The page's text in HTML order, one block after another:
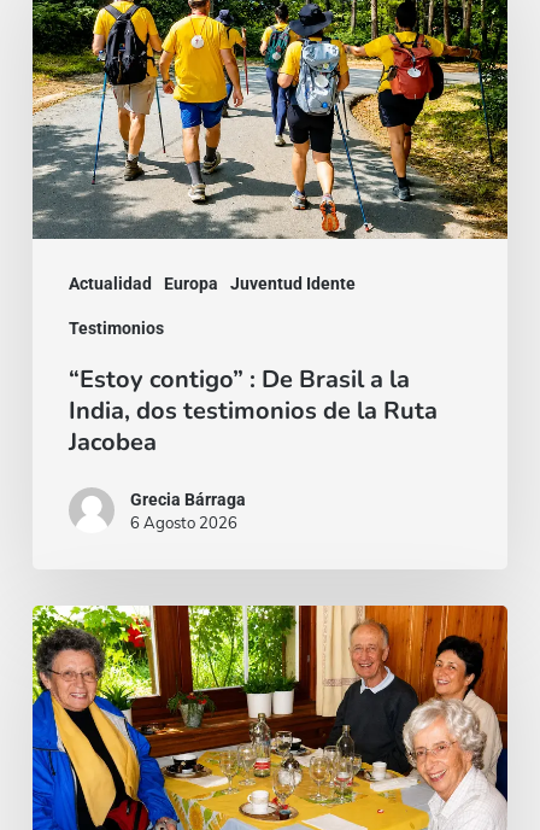
Actualidad Europa Juventud Idente
Testimonios
:
De
Brasil
a
la
India,
Ruta
Jacobea
“Estoy contigo” : De Brasil a la
India, dos testimonios de la Ruta
Jacobea
Grecia Bárraga
6 Agosto 2026
Cardenal
Camillo
Ruini
un
«fiel
pastor»